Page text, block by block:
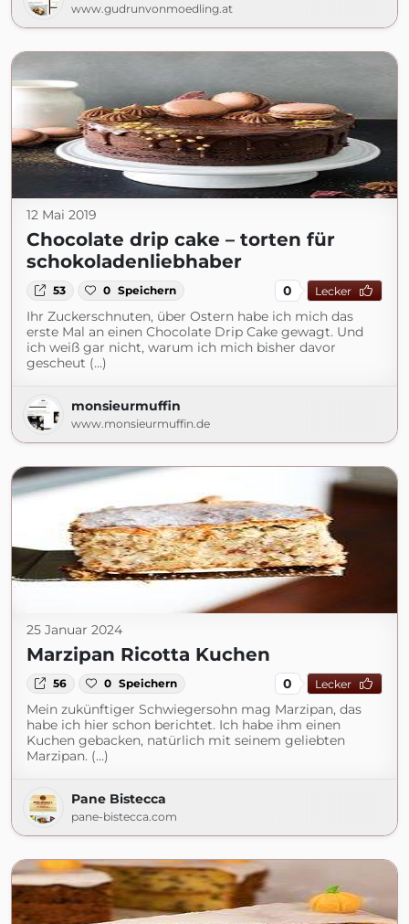
www.gudrunvonmoedling.at
12 Mai 2019
Chocolate drip cake – torten für
schokoladenliebhaber
53 0 Speichern 0 Lecker
Ihr Zuckerschnuten, über Ostern habe ich mich das
erste Mal an einen Chocolate Drip Cake gewagt. Und
ich weiß gar nicht, warum ich mich bisher davor
gescheut (...)
monsieurmuffin
www.monsieurmuffin.de
25 Januar 2024
Marzipan Ricotta Kuchen
56 0 Speichern 0 Lecker
Mein zukünftiger Schwiegersohn mag Marzipan, das
habe ich hier schon berichtet. Ich habe ihm einen
Kuchen gebacken, natürlich mit seinem geliebten
Marzipan. (...)
Pane Bistecca
pane-bistecca.com